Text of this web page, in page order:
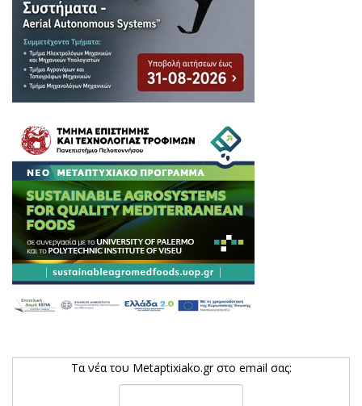
Τα νέα του Metaptixiako.gr στο email σας: